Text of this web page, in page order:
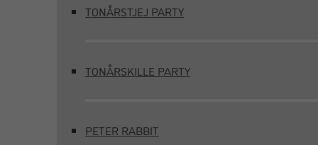
TONÅRSTJEJ PARTY
TONÅRSKILLE PARTY
PETER RABBIT